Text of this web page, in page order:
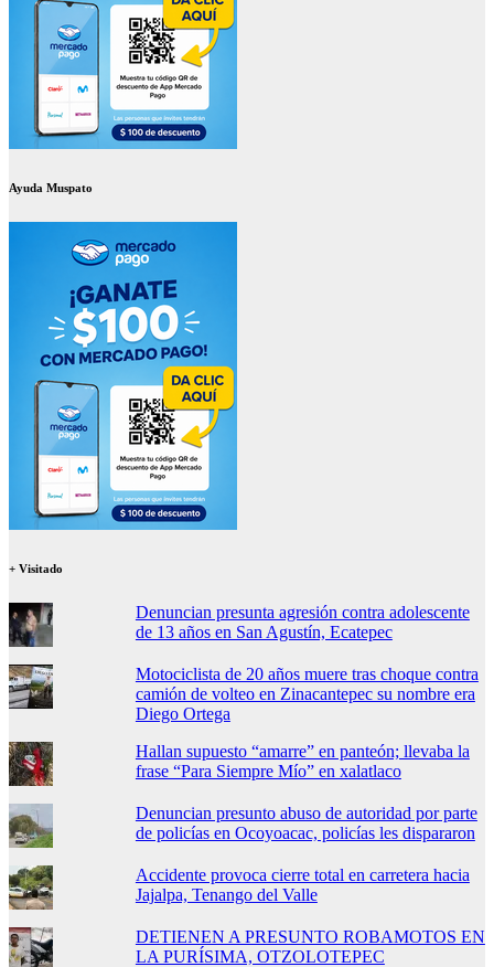
Ayuda Muspato
+ Visitado
Denuncian presunta agresión contra adolescente
de 13 años en San Agustín, Ecatepec
Motociclista de 20 años muere tras choque contra
camión de volteo en Zinacantepec su nombre era
Diego Ortega
Hallan supuesto “amarre” en panteón; llevaba la
frase “Para Siempre Mío” en xalatlaco
Denuncian presunto abuso de autoridad por parte
de policías en Ocoyoacac, policías les dispararon
Accidente provoca cierre total en carretera hacia
Jajalpa, Tenango del Valle
DETIENEN A PRESUNTO ROBAMOTOS EN
LA PURÍSIMA, OTZOLOTEPEC